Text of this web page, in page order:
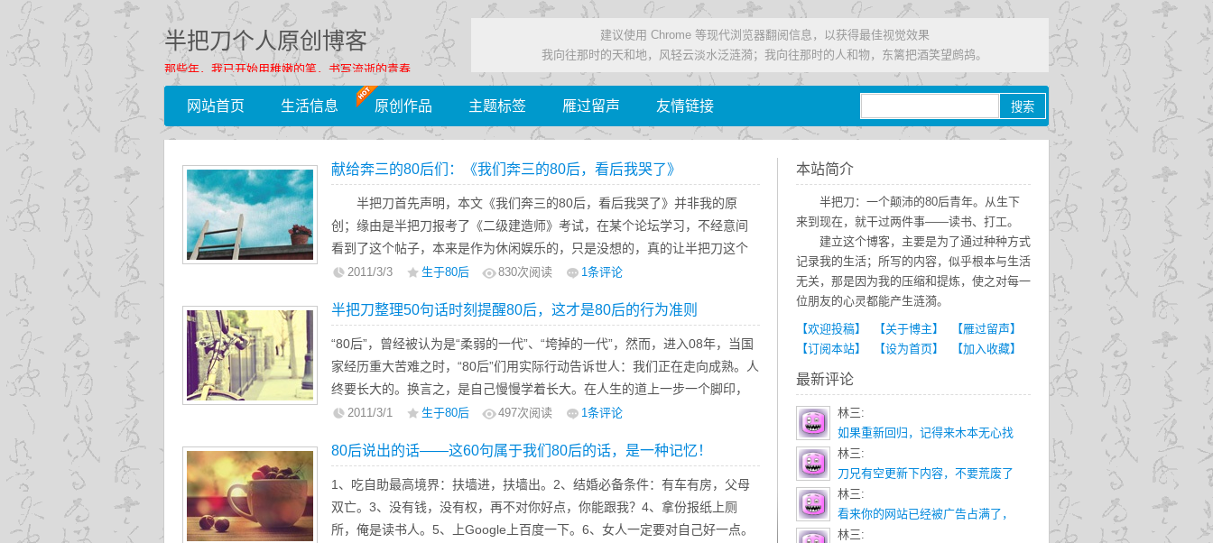
半把刀个人原创博客
那些年，我已开始用稚嫩的笔，书写流逝的青春……
建议使用 Chrome 等现代浏览器翻阅信息，以获得最佳视觉效果
我向往那时的天和地，风轻云淡水泛涟漪；我向往那时的人和物，东篱把酒笑望鹧鸪。
网站首页 生活信息 原创作品 主题标签 雁过留声 友情链接
献给奔三的80后们：《我们奔三的80后，看后我哭了》
半把刀首先声明，本文《我们奔三的80后，看后我哭了》并非我的原
创；缘由是半把刀报考了《二级建造师》考试，在某个论坛学习，不经意间
看到了这个帖子，本来是作为休闲娱乐的，只是没想的，真的让半把刀这个
快要奔三的80后心灵震撼了，那一种共鸣的冲动，真有一种热泪盈眶的渴
仔细读完《我们奔三的80后，看后我哭了》这篇文章，半把刀只想说：
这么安静的夜，又刮着风，总是会逼人去翻翻脑海里的陈年旧帐。想到无端
逝去的日子，以及不曾珍惜过的人，不由得涌上一股深沉的悲哀……
2011/3/3 生于80后 830次阅读 1条评论
半把刀整理50句话时刻提醒80后，这才是80后的行为准则
“80后”，曾经被认为是“柔弱的一代”、“垮掉的一代”，然而，进入08年，当国
家经历重大苦难之时，“80后”们用实际行动告诉世人：我们正在走向成熟。人
终要长大的。换言之，是自己慢慢学着长大。在人生的道上一步一个脚印，
或深或浅记录着芸芸众生成长的深度。成长越慢的人往往受得伤就会越多，
伤的事情，忘记那些让你受伤的人，伤害也许是无意的，成长却是必须的。
……
2011/3/1 生于80后 497次阅读 1条评论
80后说出的话——这60句属于我们80后的话，是一种记忆！
1、吃自助最高境界：扶墙进，扶墙出。2、结婚必备条件：有车有房，父母
双亡。3、没有钱，没有权，再不对你好点，你能跟我？4、拿份报纸上厕
所，俺是读书人。5、上Google上百度一下。6、女人一定要对自己好一点。
本站简介
半把刀：一个颠沛的80后青年。从生下
来到现在，就干过两件事——读书、打工。
建立这个博客，主要是为了通过种种方式
记录我的生活；所写的内容，似乎根本与生活
无关，那是因为我的压缩和提炼，使之对每一
位朋友的心灵都能产生涟漪。
【欢迎投稿】 【关于博主】
【雁过留声】
【订阅本站】
【设为首页】 【加入收藏】
最新评论
林三:
如果重新回归，记得来木本无心找
林三:
刀兄有空更新下内容，不要荒废了
林三:
看来你的网站已经被广告占满了，
林三: